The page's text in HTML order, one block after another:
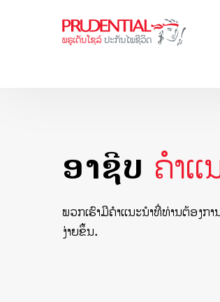
ອາຊີບ ຄຳເ
ພວກເຮົາມີຄຳເເນະນຳທີ່ທ່ານຕ້ອງ
ງ່າຍຂຶ້ນ.